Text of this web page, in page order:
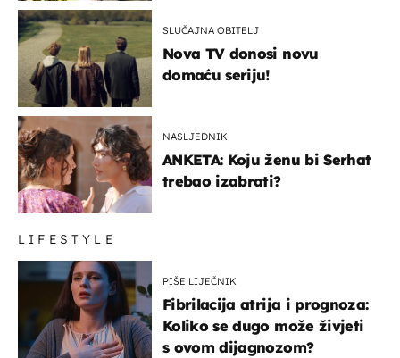
SLUČAJNA OBITELJ
Nova TV donosi novu
domaću seriju!
NASLJEDNIK
ANKETA: Koju ženu bi Serhat
trebao izabrati?
LIFESTYLE
PIŠE LIJEČNIK
Fibrilacija atrija i prognoza:
Koliko se dugo može živjeti
s ovom dijagnozom?